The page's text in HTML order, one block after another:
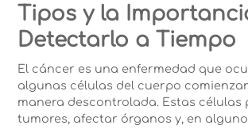
Tipos y la
Detectarlo a Tiempo
El cáncer es una enfermedad que
algunas células del cuerpo
manera descontrolada. Estas células
tumores, afectar órganos y, en